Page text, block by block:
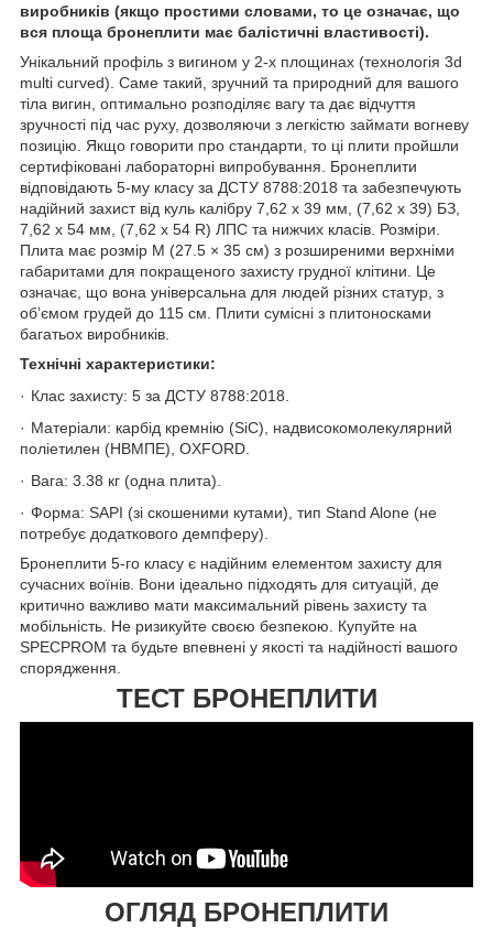
виробників (якщо простими словами, то це означає, що
вся площа бронеплити має балістичні властивості).
Унікальний профіль з вигином у 2-х площинах (технологія 3d
multi curved). Саме такий, зручний та природний для вашого
тіла вигин, оптимально розподіляє вагу та дає відчуття
зручності під час руху, дозволяючи з легкістю займати вогневу
позицію. Якщо говорити про стандарти, то ці плити пройшли
сертифіковані лабораторні випробування. Бронеплити
відповідають 5-му класу за ДСТУ 8788:2018 та забезпечують
надійний захист від куль калібру 7,62 х 39 мм, (7,62 х 39) БЗ,
7,62 х 54 мм, (7,62 х 54 R) ЛПС та нижчих класів. Розміри.
Плита має розмір М (27.5 × 35 см) з розширеними верхніми
габаритами для покращеного захисту грудної клітини. Це
означає, що вона універсальна для людей різних статур, з
об’ємом грудей до 115 см. Плити сумісні з плитоносками
багатьох виробників.
Технічні характеристики:
· Клас захисту: 5 за ДСТУ 8788:2018.
· Матеріали: карбід кремнію (SiC), надвисокомолекулярний
поліетилен (HBMПE), OXFORD.
· Вага: 3.38 кг (одна плита).
· Форма: SAPI (зі скошеними кутами), тип Stand Alone (не
потребує додаткового демпферу).
Бронеплити 5-го класу є надійним елементом захисту для
сучасних воїнів. Вони ідеально підходять для ситуацій, де
критично важливо мати максимальний рівень захисту та
мобільність. Не ризикуйте своєю безпекою. Купуйте на
SPECPROM та будьте впевнені у якості та надійності вашого
спорядження.
ТЕСТ БРОНЕПЛИТИ
ОГЛЯД БРОНЕПЛИТИ